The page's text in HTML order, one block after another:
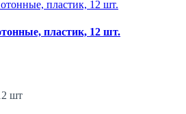
пластик, 12 шт.
шт